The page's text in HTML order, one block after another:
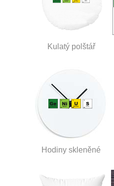
Kulatý polštář
Hodiny skleněné